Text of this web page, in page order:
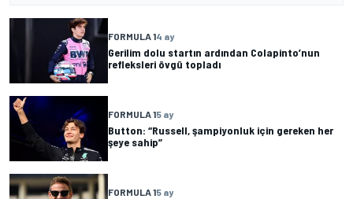
FORMULA 14 ay
Gerilim dolu startın ardından Colapinto’nun
refleksleri övgü topladı
FORMULA 15 ay
Button: “Russell, şampiyonluk için gereken her
şeye sahip”
FORMULA 15 ay